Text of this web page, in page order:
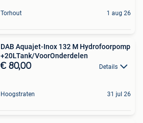
Torhout 1 aug 26
DAB Aquajet-Inox 132 M Hydrofoorpomp
+20LTank/VoorOnderdelen
€ 80,00 Details
Hoogstraten 31 jul 26